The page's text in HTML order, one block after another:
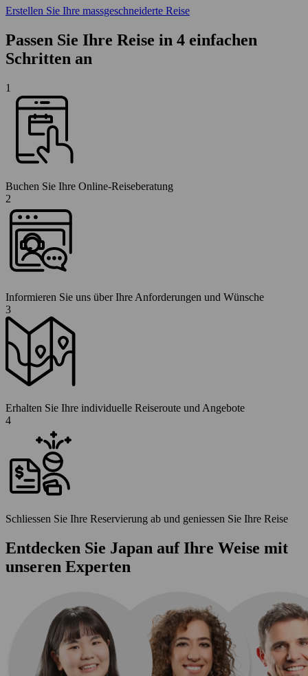
Erstellen Sie Ihre massgeschneiderte Reise
Passen Sie Ihre Reise in 4 einfachen
Schritten an
1
Buchen Sie Ihre Online-Reiseberatung
2
Informieren Sie uns über Ihre Anforderungen und Wünsche
3
Erhalten Sie Ihre individuelle Reiseroute und Angebote
4
Schliessen Sie Ihre Reservierung ab und geniessen Sie Ihre Reise
Entdecken Sie Japan auf Ihre Weise mit
unseren Experten